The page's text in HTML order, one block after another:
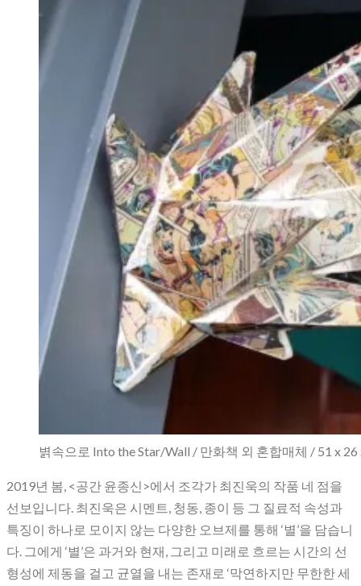
볅속으로 Into the Star/Wall / 만화책 외 혼합매체 / 51 x 26
2019년 봄, <공간 윤종신>에서 조각가 최진욱의 작품 네 점을
선보입니다. 최진욱은 시멘트, 청동, 종이 등 그 질료적 속성과
특징이 하나로 모이지 않는 다양한 오브제를 통해 ‘별’을 담습니
다. 그에게 ‘별’은 과거와 현재, 그리고 미래로 흐르는 시간의 선
형성에 제동을 걸고 균열을 내는 존재로 ‘막연하지만 무한한 세